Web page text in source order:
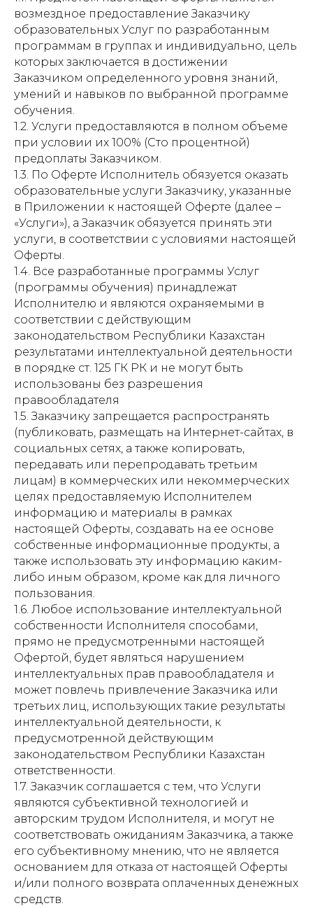
возмездное предоставление Заказчику
образовательных Услуг по разработанным
программам в группах и индивидуально, цель
которых заключается в достижении
Заказчиком определенного уровня знаний,
умений и навыков по выбранной программе
обучения.
1.2. Услуги предоставляются в полном объеме
при условии их 100% (Сто процентной)
предоплаты Заказчиком.
1.3. По Оферте Исполнитель обязуется оказать
образовательные услуги Заказчику, указанные
в Приложении к настоящей Оферте (далее –
«Услуги»), а Заказчик обязуется принять эти
услуги, в соответствии с условиями настоящей
Оферты.
1.4. Все разработанные программы Услуг
(программы обучения) принадлежат
Исполнителю и являются охраняемыми в
соответствии с действующим
законодательством Республики Казахстан
результатами интеллектуальной деятельности
в порядке ст. 125 ГК РК и не могут быть
использованы без разрешения
правообладателя
1.5. Заказчику запрещается распространять
(публиковать, размещать на Интернет-сайтах, в
социальных сетях, а также копировать,
передавать или перепродавать третьим
лицам) в коммерческих или некоммерческих
целях предоставляемую Исполнителем
информацию и материалы в рамках
настоящей Оферты, создавать на ее основе
собственные информационные продукты, а
также использовать эту информацию каким-
либо иным образом, кроме как для личного
пользования.
1.6. Любое использование интеллектуальной
собственности Исполнителя способами,
прямо не предусмотренными настоящей
Офертой, будет являться нарушением
интеллектуальных прав правообладателя и
может повлечь привлечение Заказчика или
третьих лиц, использующих такие результаты
интеллектуальной деятельности, к
предусмотренной действующим
законодательством Республики Казахстан
ответственности.
1.7. Заказчик соглашается с тем, что Услуги
являются субъективной технологией и
авторским трудом Исполнителя, и могут не
соответствовать ожиданиям Заказчика, а также
его субъективному мнению, что не является
основанием для отказа от настоящей Оферты
и/или полного возврата оплаченных денежных
средств.